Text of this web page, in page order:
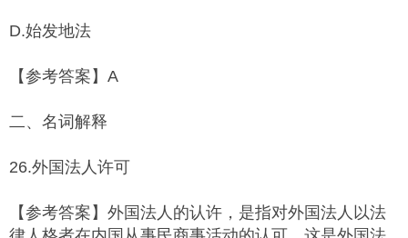
D.始发地法
【参考答案】A
二、名词解释
26.外国法人许可
【参考答案】外国法人的认许，是指对外国法人以法